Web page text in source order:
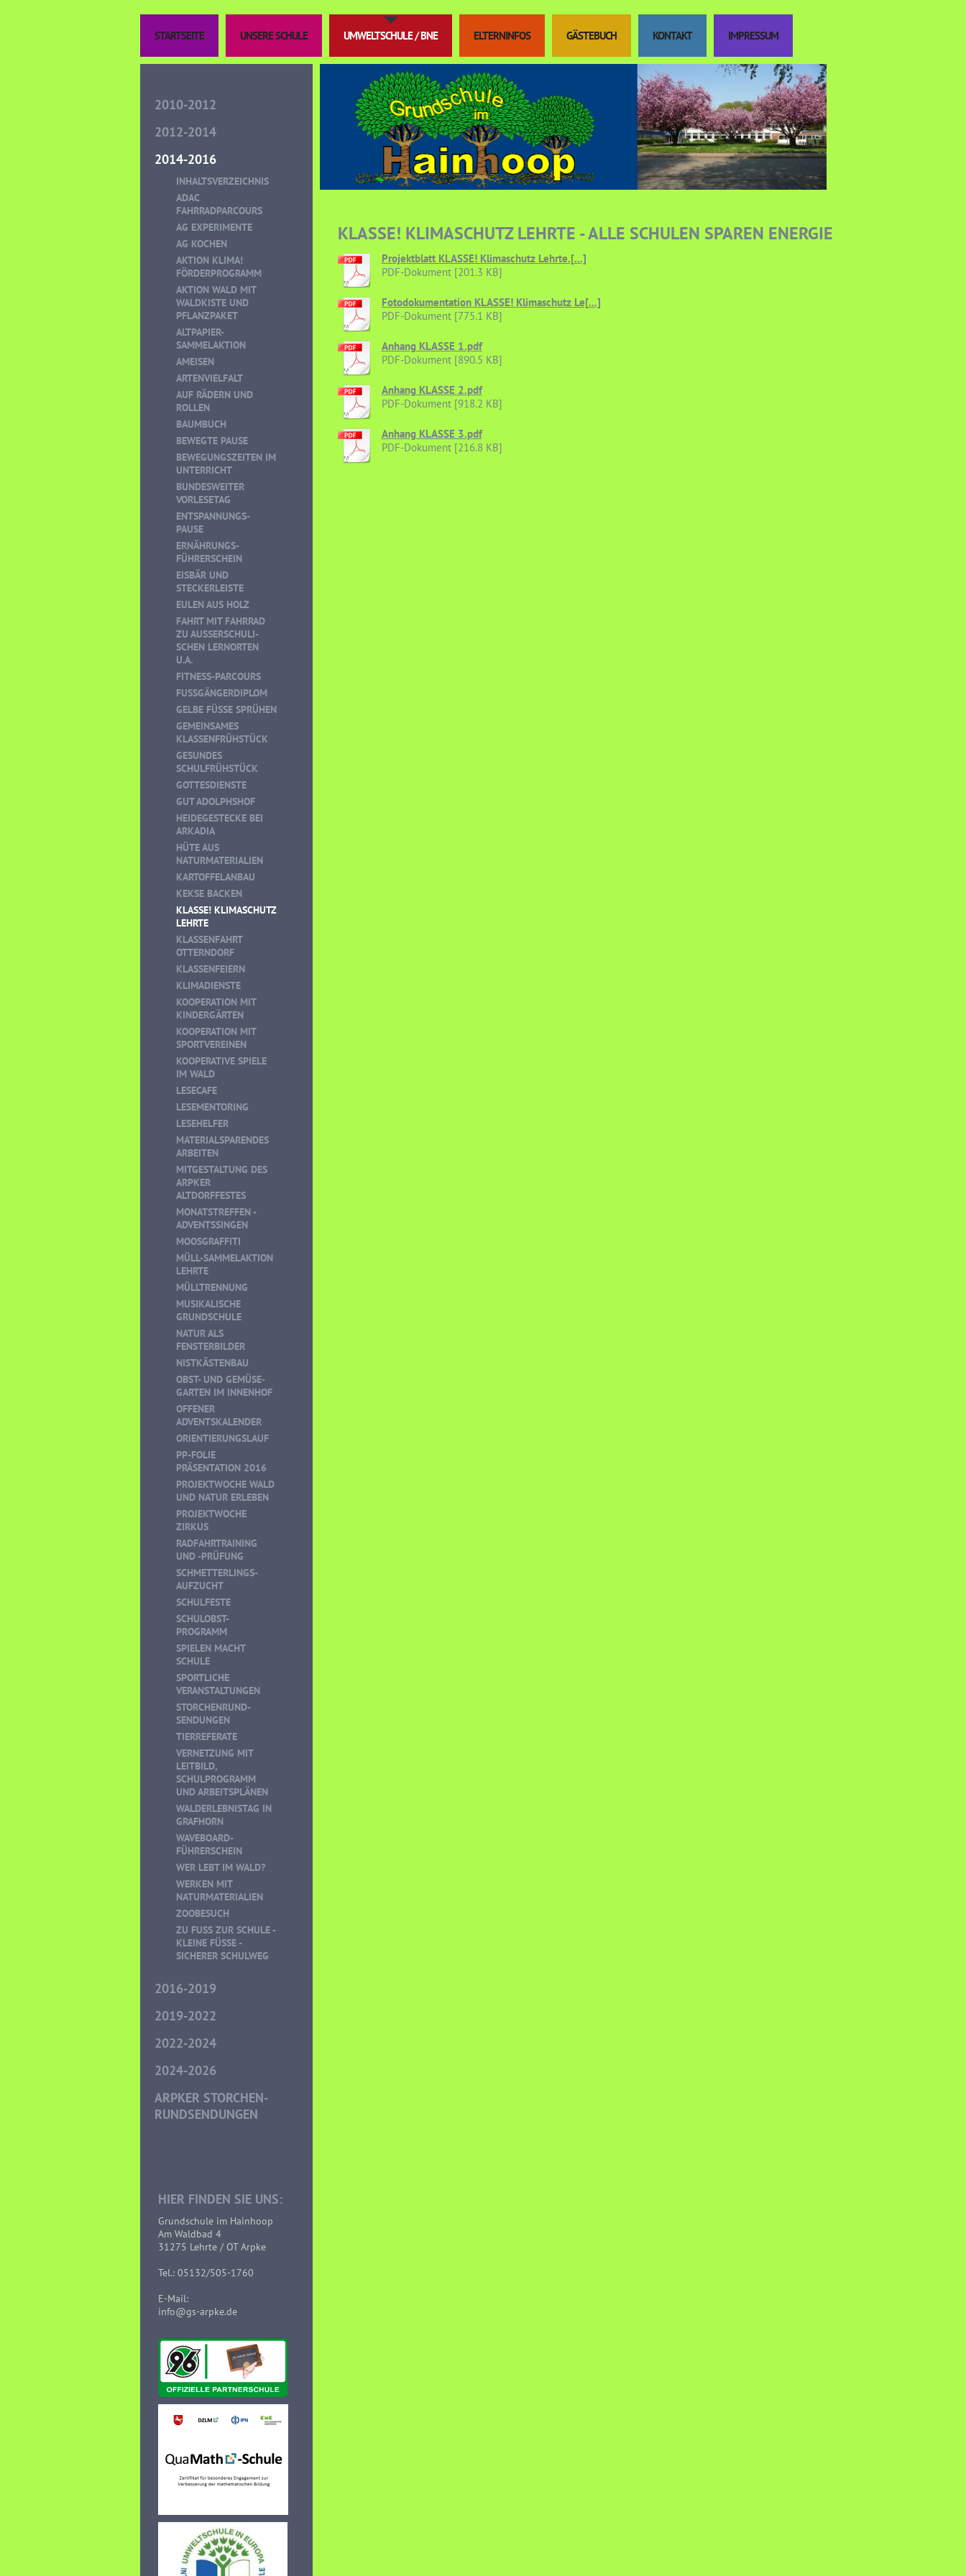
STARTSEITE UNSERE SCHULE UMWELTSCHULE / BNE ELTERNINFOS GÄSTEBUCH KONTAKT IMPRESSUM
2010-2012
2012-2014
2014-2016
INHALTSVERZEICHNIS
ADAC
FAHRRADPARCOURS
AG EXPERIMENTE
AG KOCHEN
AKTION KLIMA!
FÖRDERPROGRAMM
AKTION WALD MIT
WALDKISTE UND
PFLANZPAKET
ALTPAPIER-
SAMMELAKTION
AMEISEN
ARTENVIELFALT
AUF RÄDERN UND
ROLLEN
BAUMBUCH
BEWEGTE PAUSE
BEWEGUNGSZEITEN IM
UNTERRICHT
BUNDESWEITER
VORLESETAG
ENTSPANNUNGS-
PAUSE
ERNÄHRUNGS-
FÜHRERSCHEIN
EISBÄR UND
STECKERLEISTE
EULEN AUS HOLZ
FAHRT MIT FAHRRAD
ZU AUSSERSCHULI-S
CHEN LERNORTEN U
.A.
FITNESS-PARCOURS
FUSSGÄNGERDIPLOM
GELBE FÜSSE SPRÜHEN
GEMEINSAMES
KLASSENFRÜHSTÜCK
GESUNDES
SCHULFRÜHSTÜCK
GOTTESDIENSTE
GUT ADOLPHSHOF
HEIDEGESTECKE BEI
ARKADIA
HÜTE AUS
NATURMATERIALIEN
KARTOFFELANBAU
KEKSE BACKEN
KLASSE! KLIMASCHUTZ
LEHRTE
KLASSENFAHRT
OTTERNDORF
KLASSENFEIERN
KLIMADIENSTE
KOOPERATION MIT
KINDERGÄRTEN
KOOPERATION MIT
SPORTVEREINEN
KOOPERATIVE SPIELE
IM WALD
LESECAFE
LESEMENTORING
LESEHELFER
MATERIALSPARENDES
ARBEITEN
MITGESTALTUNG DES
ARPKER
ALTDORFFESTES
MONATSTREFFEN -
ADVENTSSINGEN
MOOSGRAFFITI
MÜLL-SAMMELAKTION
LEHRTE
MÜLLTRENNUNG
MUSIKALISCHE
GRUNDSCHULE
NATUR ALS
FENSTERBILDER
NISTKÄSTENBAU
OBST- UND GEMÜSE-
GARTEN IM INNENHOF
OFFENER
ADVENTSKALENDER
ORIENTIERUNGSLAUF
PP-FOLIE
PRÄSENTATION 2016
PROJEKTWOCHE WALD
UND NATUR ERLEBEN
PROJEKTWOCHE
ZIRKUS
RADFAHRTRAINING
UND -PRÜFUNG
SCHMETTERLINGS-
AUFZUCHT
SCHULFESTE
SCHULOBST-
PROGRAMM
SPIELEN MACHT
SCHULE
SPORTLICHE
VERANSTALTUNGEN
STORCHENRUND-
SENDUNGEN
TIERREFERATE
VERNETZUNG MIT
LEITBILD,
SCHULPROGRAMM
UND ARBEITSPLÄNEN
WALDERLEBNISTAG IN
GRAFHORN
WAVEBOARD-
FÜHRERSCHEIN
WER LEBT IM WALD?
WERKEN MIT
NATURMATERIALIEN
ZOOBESUCH
ZU FUSS ZUR SCHULE - K
LEINE FÜSSE - SI
CHERER SCHULWEG
2016-2019
2019-2022
2022-2024
2024-2026
ARPKER STORCHEN-
RUNDSENDUNGEN
HIER FINDEN SIE UNS:
Grundschule im Hainhoop
Am Waldbad 4
31275 Lehrte / OT Arpke
Tel.: 05132/505-1760
E-Mail:
info@gs-arpke.de
KLASSE! KLIMASCHUTZ LEHRTE - ALLE SCHULEN SPAREN ENERGIE
Projektblatt KLASSE! Klimaschutz Lehrte.[...]
PDF-Dokument [201.3 KB]
Fotodokumentation KLASSE! Klimaschutz Le[...]
PDF-Dokument [775.1 KB]
Anhang KLASSE 1.pdf
PDF-Dokument [890.5 KB]
Anhang KLASSE 2.pdf
PDF-Dokument [918.2 KB]
Anhang KLASSE 3.pdf
PDF-Dokument [216.8 KB]